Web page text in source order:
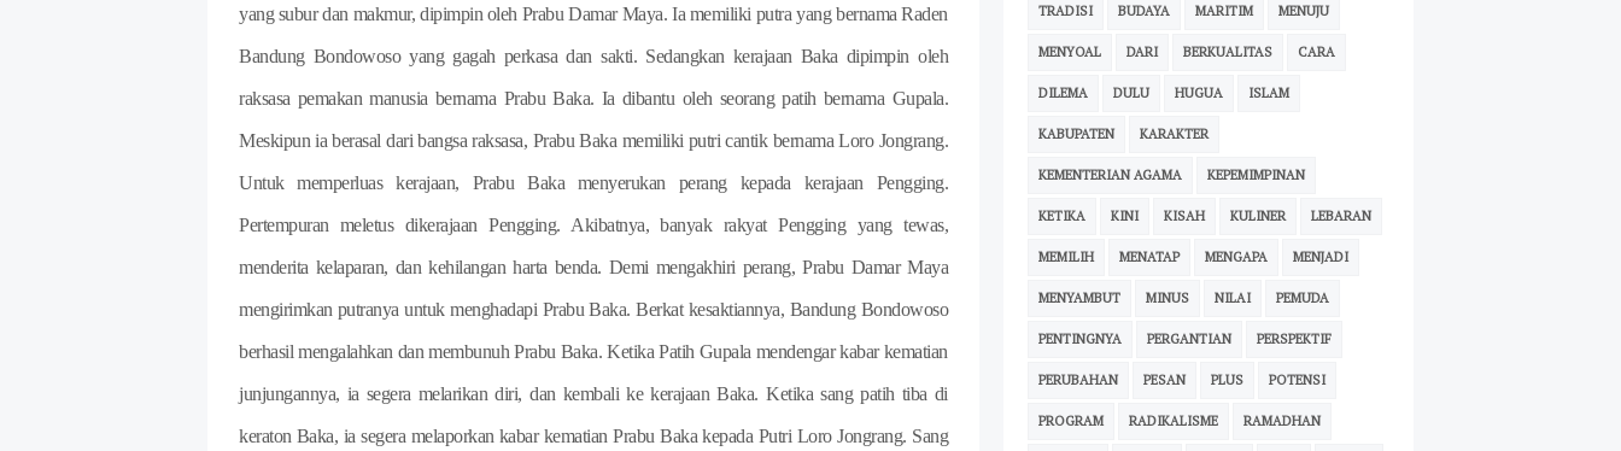
yang subur dan makmur, dipimpin oleh Prabu Damar Maya. Ia memiliki putra yang bernama Raden
Bandung Bondowoso yang gagah perkasa dan sakti. Sedangkan kerajaan Baka dipimpin oleh
raksasa pemakan manusia bernama Prabu Baka. Ia dibantu oleh seorang patih bernama Gupala.
Meskipun ia berasal dari bangsa raksasa, Prabu Baka memiliki putri cantik bernama Loro Jongrang.
Untuk memperluas kerajaan, Prabu Baka menyerukan perang kepada kerajaan Pengging.
Pertempuran meletus dikerajaan Pengging. Akibatnya, banyak rakyat Pengging yang tewas,
menderita kelaparan, dan kehilangan harta benda. Demi mengakhiri perang, Prabu Damar Maya
mengirimkan putranya untuk menghadapi Prabu Baka. Berkat kesaktiannya, Bandung Bondowoso
berhasil mengalahkan dan membunuh Prabu Baka. Ketika Patih Gupala mendengar kabar kematian
junjungannya, ia segera melarikan diri, dan kembali ke kerajaan Baka. Ketika sang patih tiba di
keraton Baka, ia segera melaporkan kabar kematian Prabu Baka kepada Putri Loro Jongrang. Sang
TRADISI BUDAYA MARITIM MENUJU
MENYOAL DARI BERKUALITAS CARA
DILEMA DULU HUGUA ISLAM
KABUPATEN KARAKTER
KEMENTERIAN AGAMA KEPEMIMPINAN
KETIKA KINI KISAH KULINER LEBARAN
MEMILIH MENATAP MENGAPA MENJADI
MENYAMBUT MINUS NILAI PEMUDA
PENTINGNYA PERGANTIAN PERSPEKTIF
PERUBAHAN PESAN PLUS POTENSI
PROGRAM RADIKALISME RAMADHAN